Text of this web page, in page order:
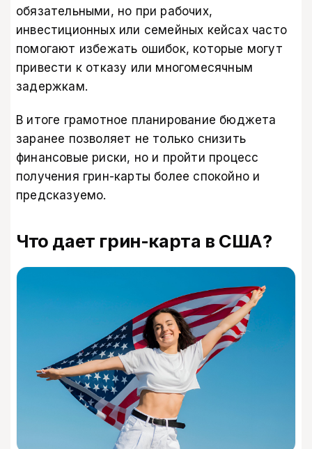
обязательными, но при рабочих,
инвестиционных или семейных кейсах часто
помогают избежать ошибок, которые могут
привести к отказу или многомесячным
задержкам.
В итоге грамотное планирование бюджета
заранее позволяет не только снизить
финансовые риски, но и пройти процесс
получения грин-карты более спокойно и
предсказуемо.
Что дает грин-карта в США?